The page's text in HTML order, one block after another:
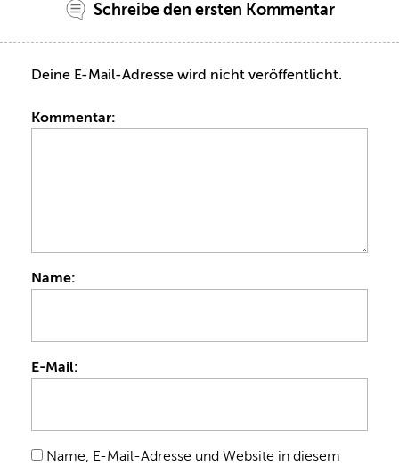
Schreibe den ersten Kommentar
Deine E-Mail-Adresse wird nicht veröffentlicht.
Kommentar:
Name:
E-Mail:
Name, E-Mail-Adresse und Website in diesem